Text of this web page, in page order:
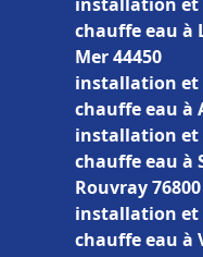
chauffe eau à
Mer 44450
installation et
chauffe eau à
installation et
chauffe eau à
Rouvray 76800
installation et
chauffe eau à